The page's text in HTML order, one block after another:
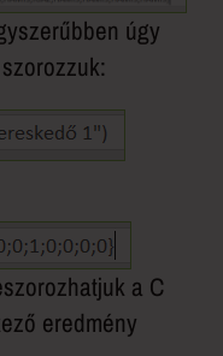
úgy
a C
eredmény